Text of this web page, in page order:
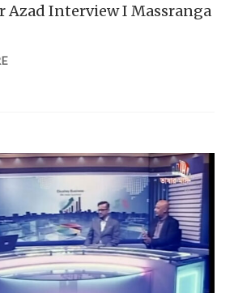
Azad Interview I Massranga